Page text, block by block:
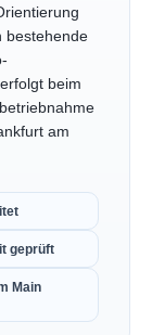
bestehende
beim
am
geprüft
Main